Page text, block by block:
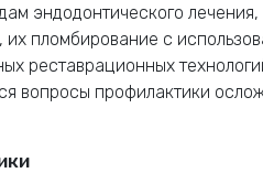
эндодонтического лечения,
пломбирование с
реставрационных
вопросы профилактики